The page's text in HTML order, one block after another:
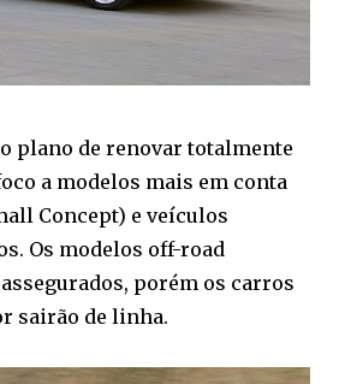
plano de renovar totalmente
a modelos mais em conta
Concept) e veículos
Os modelos off-road
porém os carros
sairão de linha.